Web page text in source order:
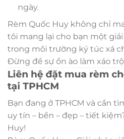
ngày.
Rèm Quốc Huy không chỉ
tôi mang lại cho bạn một
trong môi trường ký túc xá
Đừng để sự ồn ào làm xáo
Liên hệ đặt mua rèm
tại TPHCM
Bạn đang ở TPHCM và cần
uy tín – bền – đẹp – tiết
Huy!